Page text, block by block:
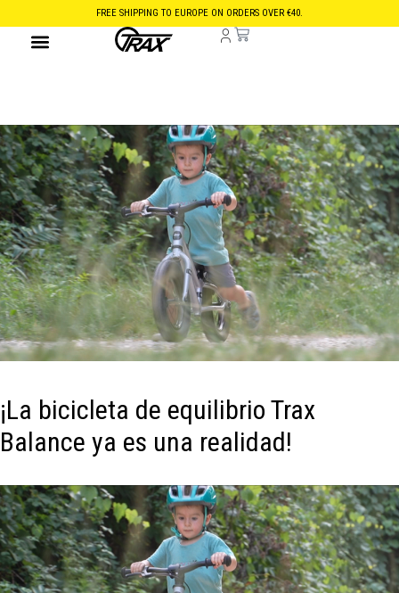
FREE SHIPPING TO EUROPE ON ORDERS OVER €40.
¡La bicicleta de equilibrio Trax
Balance ya es una realidad!